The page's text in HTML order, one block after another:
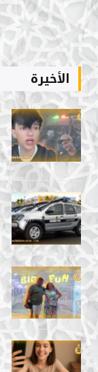
الأخيرة